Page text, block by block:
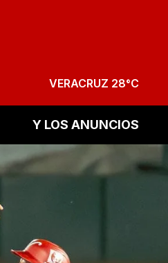
VERACRUZ 28°C
Y LOS ANUNCIOS